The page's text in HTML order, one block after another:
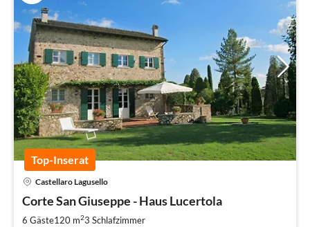
Top-Inserat
Castellaro Lagusello
Corte San Giuseppe - Haus Lucertola
6 Gäste120 m23 Schlafzimmer